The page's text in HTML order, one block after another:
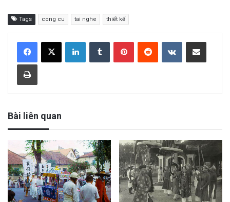
Tags cong cu tai nghe thiết kế
Bài liên quan